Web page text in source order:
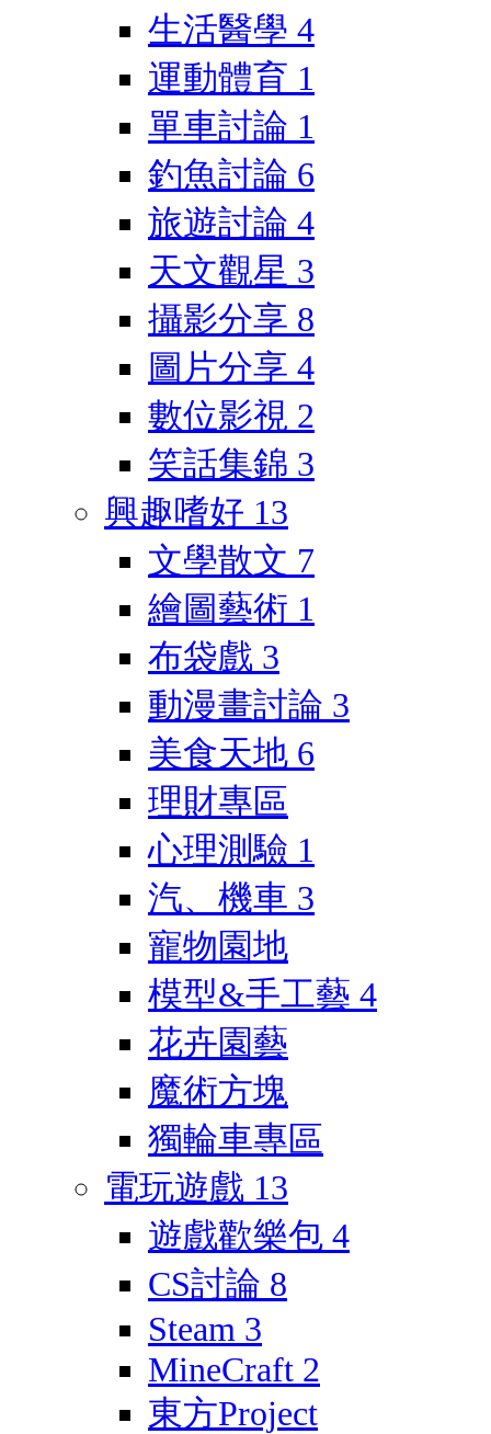
生活醫學 4
運動體育 1
單車討論 1
釣魚討論 6
旅遊討論 4
天文觀星 3
攝影分享 8
圖片分享 4
數位影視 2
笑話集錦 3
興趣嗜好 13
文學散文 7
繪圖藝術 1
布袋戲 3
動漫畫討論 3
美食天地 6
理財專區
心理測驗 1
汽、機車 3
寵物園地
模型&手工藝 4
花卉園藝
魔術方塊
獨輪車專區
電玩遊戲 13
遊戲歡樂包 4
CS討論 8
Steam 3
MineCraft 2
東方Project